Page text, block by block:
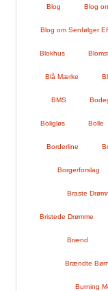
Blog Blog
Blog om Senfølger
Blokhus
Blå Mærke
BMS
Boligløs Bolle
Borderline
Borgerforslag
Braste
Bristede Drømme
Brænd
Brændte Børn
Burning